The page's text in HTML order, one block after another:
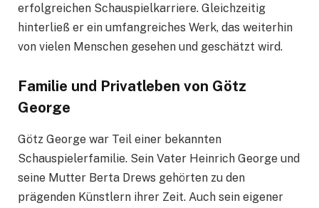
erfolgreichen Schauspielkarriere. Gleichzeitig
hinterließ er ein umfangreiches Werk, das weiterhin
von vielen Menschen gesehen und geschätzt wird.
Familie und Privatleben von Götz
George
Götz George war Teil einer bekannten
Schauspielerfamilie. Sein Vater Heinrich George und
seine Mutter Berta Drews gehörten zu den
prägenden Künstlern ihrer Zeit. Auch sein eigener